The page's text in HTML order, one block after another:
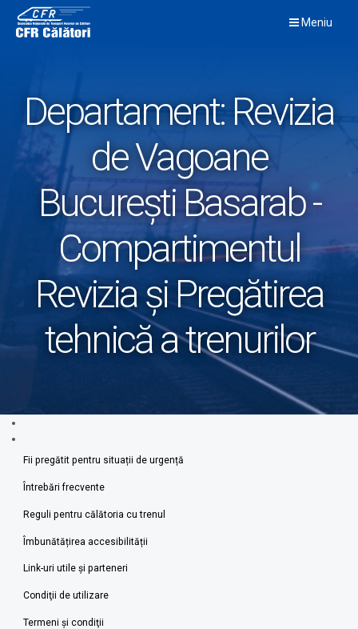
content
Meniu
Departament:Revizia
de Vagoane
București Basarab -
Compartimentul
Revizia și Pregătirea
tehnică a trenurilor
Fii pregătit pentru situații de urgență
Întrebări frecvente
Reguli pentru călătoria cu trenul
Îmbunătățirea accesibilității
Link-uri utile şi parteneri
Condiţii de utilizare
Termeni şi condiţii